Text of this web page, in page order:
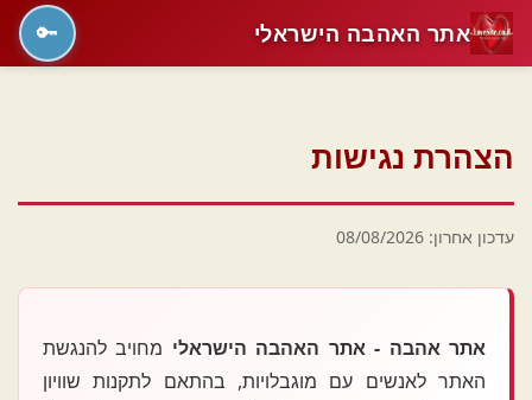
הצהרת נגישות
עדכון אחרון: 08/08/2026
אתר אהבה - אתר האהבה הישראלי מחויב להנגשת
האתר לאנשים עם מוגבלויות, בהתאם לתקנות שוויון
אתר האהבה הישראלי 🔑